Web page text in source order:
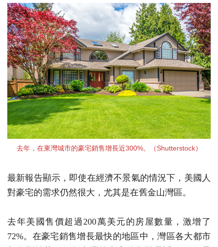
去年，在東灣城市的豪宅銷售增長近300%。（Shutterstock）
最新報告顯示，即使在經濟不景氣的情況下，美國人
對豪宅的需求仍然很大，尤其是在舊金山灣區。
去年美國售價超過200萬美元的房屋數量，激增了
72%。在豪宅銷售增長最快的地區中，灣區各大都市